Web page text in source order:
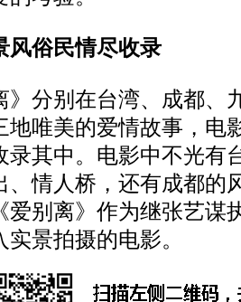
俗民情尽收录
分别在台湾、成都、
地唯美的爱情故事，电
录其中。电影中不光有
、情人桥，还有成都的
爱别离》作为继张艺谋
景拍摄的电影。